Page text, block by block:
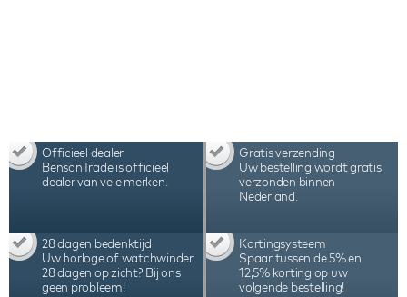
garantie van 3 jaar.
Officieel dealer
BensonTrade is officieel
dealer van vele merken.
Gratis verzending
Uw bestelling wordt gratis
verzonden binnen
Nederland.
28 dagen bedenktijd
Uw horloge of watchwinder
28 dagen op zicht? Bij ons
geen probleem!
Kortingsysteem
Spaar tussen de 5% en
12,5% korting op uw
volgende bestelling!